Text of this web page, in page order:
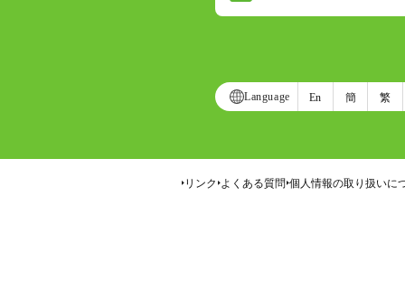
Language En 簡 繁
リンク よくある質問 個人情報の取り扱いに